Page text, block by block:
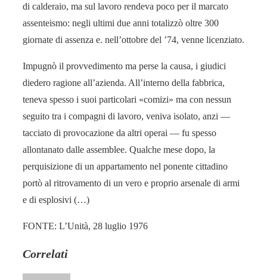
di calderaio, ma sul lavoro rendeva poco per il marcato
assenteismo: negli ultimi due anni totalizzò oltre 300
giornate di assenza e. nell’ottobre del ’74, venne licenziato.
Impugnò il provvedimento ma perse la causa, i giudici
diedero ragione all’azienda. All’interno della fabbrica,
teneva spesso i suoi particolari «comizi» ma con nessun
seguito tra i compagni di lavoro, veniva isolato, anzi —
tacciato di provocazione da altri operai — fu spesso
allontanato dalle assemblee. Qualche mese dopo, la
perquisizione di un appartamento nel ponente cittadino
portò al ritrovamento di un vero e proprio arsenale di armi
e di esplosivi (…)
FONTE: L’Unità, 28 luglio 1976
Correlati